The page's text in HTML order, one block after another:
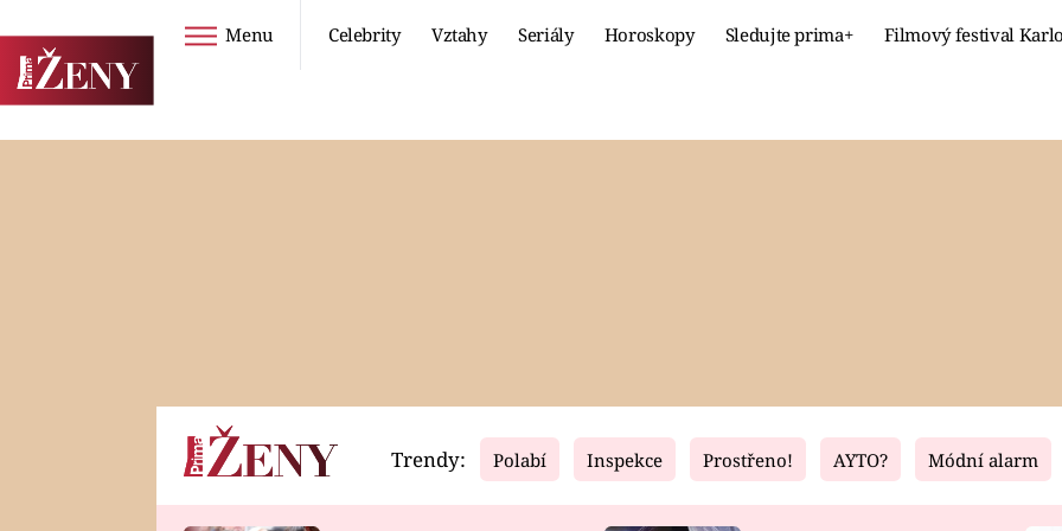
Menu Celebrity Vztahy Seriály Horoskopy Sledujte prima+ Filmový festival
Horoskopy Video Fresh Living
Trendy: Polabí Inspekce Prostřeno! AYTO? Módní alarm